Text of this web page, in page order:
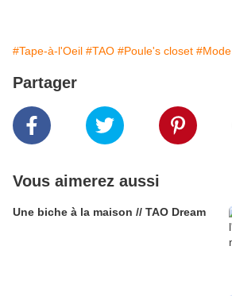
#Tape-à-l'Oeil #TAO #Poule's closet #Mode
Partager
Vous aimerez aussi
Une biche à la maison // TAO Dream